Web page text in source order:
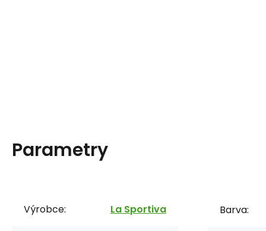
Parametry
Výrobce: La Sportiva Barva: